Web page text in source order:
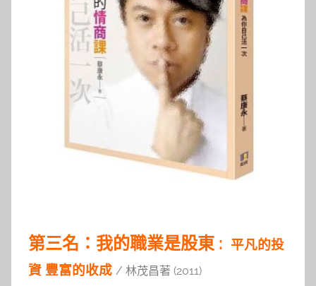
第三名：我的職業是股東 : 平凡的投
資 豐富的收成 / 林茂昌著 (2011)